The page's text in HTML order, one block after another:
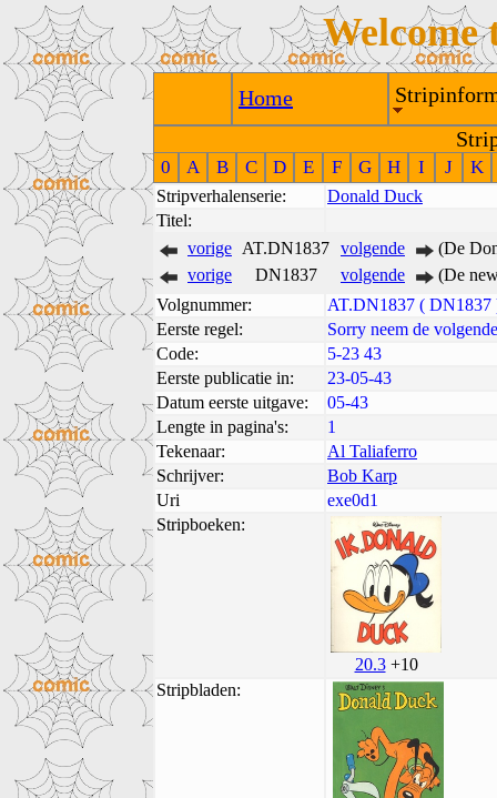
Welcome
Home
0 A B C D E F G H I J K
Stripverhalenserie:
Donald Duck
Titel:
vorige AT.DN1837 volgende
(De
vorige
DN1837 volgende
(De
Volgnummer:
AT.DN1837 ( DN1837
Eerste regel:
Sorry neem de
Code:
5-23 43
Eerste publicatie in:
23-05-43
Datum eerste uitgave:
05-43
Lengte in pagina's:
1
Tekenaar:
Al Taliaferro
Schrijver:
Bob Karp
Uri
exe0d1
Stripboeken:
20.3+10
Stripbladen: